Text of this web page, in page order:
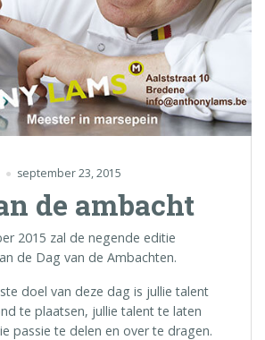
september 23, 2015
de ambacht
2015 zal de negende editie
de Dag van de Ambachten.
doel van deze dag is jullie talent
te plaatsen, jullie talent te laten
passie te delen en over te dragen.